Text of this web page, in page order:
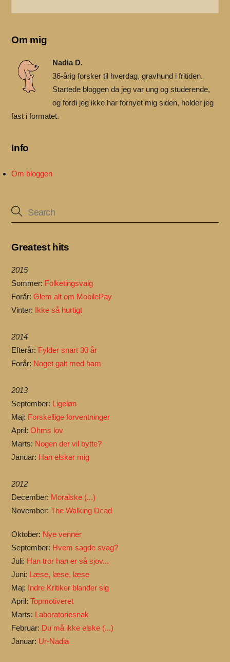
Om mig
Nadia D.
36-årig forsker til hverdag, gravhund i fritiden.
Startede bloggen da jeg var ung og studerende,
og fordi jeg ikke har fornyet mig siden, holder jeg
fast i formatet.
Info
Om bloggen
Greatest hits
2015
Sommer: Folketingsvalg
Forår:Glem alt om MobilePay
Vinter: Ikke så hurtigt
2014
Efterår: Fylder snart 30 år
Forår: Noget galt med ham
2013
September: Ligeløn
Maj: Forskellige forventninger
April:Ohms lov
Marts: Nogen der vil bytte?
Januar: Han elsker mig
2012
December: Moralske (...)
November:The Walking Dead
Oktober: Nye venner
September: Hvem sagde svag?
Juli: Han tror han er så sjov...
Juni: Læse, læse, læse
Maj: Indre Kritiker blander sig
April:Topmotiveret
Marts: Laboratoriesnak
Februar: Du må ikke elske (...)
Januar: Ur-Nadia